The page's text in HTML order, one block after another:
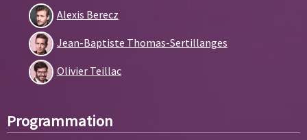
Alexis Berecz
Jean-Baptiste Thomas-Sertillanges
Olivier Teillac
Programmation